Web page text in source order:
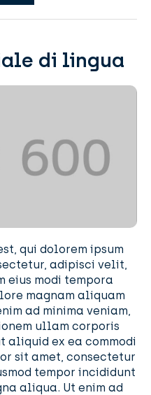
di lingua
qui dolorem ipsum
adipisci velit,
eius modi tempora
magnam aliquam
ad minima veniam,
ullam corporis
aliquid ex ea commodi
sit amet, consectetur
tempor incididunt
aliqua. Ut enim ad